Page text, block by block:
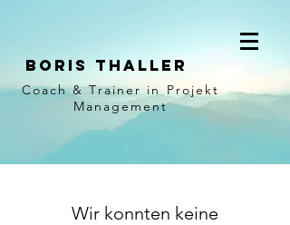
BORIS THALLER
Coach& Trainer in Projekt
Management
Wir konnten keine